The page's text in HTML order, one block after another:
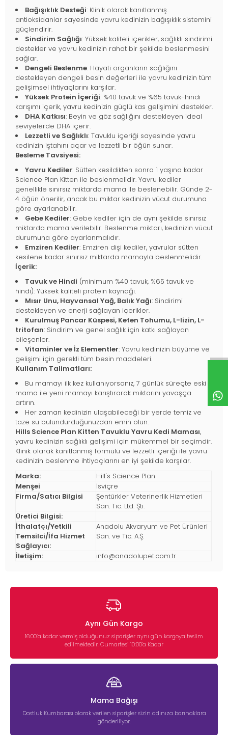
Bağışıklık Desteği: Klinik olarak kanıtlanmış
antioksidanlar sayesinde yavru kedinizin bağışıklık sistemini
güçlendirir.
Sindirim Sağlığı: Yüksek kaliteli içerikler, sağlıklı sindirimi
destekler ve yavru kedinizin rahat bir şekilde beslenmesini
sağlar.
Dengeli Beslenme: Hayati organların sağlığını
destekleyen dengeli besin değerleri ile yavru kedinizin tüm
gelişimsel ihtiyaçlarını karşılar.
Yüksek Protein İçeriği: %40 tavuk ve %65 tavuk-hindi
karışımı içerik, yavru kedinizin güçlü kas gelişimini destekler.
DHA Katkısı: Beyin ve göz sağlığını destekleyen ideal
seviyelerde DHA içerir.
Lezzetli ve Sağlıklı: Tavuklu içeriği sayesinde yavru
kedinizin iştahını açar ve lezzetli bir öğün sunar.
Besleme Tavsiyesi:
Yavru Kediler: Sütten kesildikten sonra 1 yaşına kadar
Science Plan Kitten ile beslenmelidir. Yavru kediler
genellikle sınırsız miktarda mama ile beslenebilir. Günde 2-
4 öğün önerilir, ancak bu miktar kedinizin vücut durumuna
göre ayarlanabilir.
Gebe Kediler: Gebe kediler için de aynı şekilde sınırsız
miktarda mama verilebilir. Beslenme miktarı, kedinizin vücut
durumuna göre ayarlanmalıdır.
Emziren Kediler: Emziren dişi kediler, yavrular sütten
kesilene kadar sınırsız miktarda mamayla beslenmelidir.
İçerik:
Tavuk ve Hindi (minimum %40 tavuk, %65 tavuk ve
hindi): Yüksek kaliteli protein kaynağı.
Mısır Unu, Hayvansal Yağ, Balık Yağı: Sindirimi
destekleyen ve enerji sağlayan içerikler.
Kurulmuş Pancar Küspesi, Keten Tohumu, L-lizin, L-
tritofan: Sindirim ve genel sağlık için katkı sağlayan
bileşenler.
Vitaminler ve İz Elementler: Yavru kedinizin büyüme ve
gelişimi için gerekli tüm besin maddeleri.
Kullanım Talimatları:
Bu mamayı ilk kez kullanıyorsanız, 7 günlük süreçte eski
mama ile yeni mamayı karıştırarak miktarını yavaşça
artırın.
Her zaman kedinizin ulaşabileceği bir yerde temiz ve
taze su bulundurduğunuzdan emin olun.
Hills Science Plan Kitten Tavuklu Yavru Kedi Maması,
yavru kedinizin sağlıklı gelişimi için mükemmel bir seçimdir.
Klinik olarak kanıtlanmış formülü ve lezzetli içeriği ile yavru
kedinizin beslenme ihtiyaçlarını en iyi şekilde karşılar.
Marka:
Hill's Science Plan
Menşei
İsviçre
Firma/Satıcı Bilgisi
Şentürkler Veterinerlik Hizmetleri
San. Tic. Ltd. Şti.
Üretici Bilgisi:
İthalatçı/Yetkili
Temsilci/İfa Hizmet
Sağlayıcı:
Anadolu Akvaryum ve Pet Ürünleri
San. ve Tic. A.Ş.
İletişim: info@anadolupet.com.tr
Aynı Gün Kargo
16:00’a kadar vermiş olduğunuz siparişler aynı gün kargoya teslim
edilmektedir. Cumartesi 10:00'a Kadar
Mama Bağışı
Dostluk Kumbarası olarak verilen siparişler sizin adınıza barınaklara
gönderiliyor.